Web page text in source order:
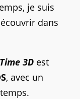
je suis
dans
3D est
, avec un